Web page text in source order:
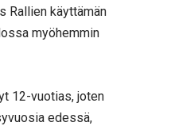
Rallien käyttämän
myöhemmin
12-vuotias, joten
edessä,